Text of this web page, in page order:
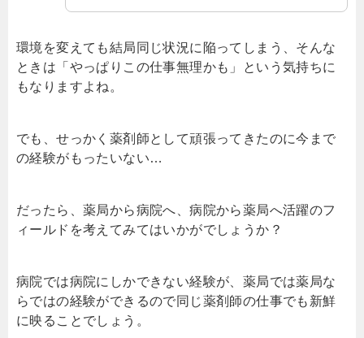
環境を変えても結局同じ状況に陥ってしまう、そんな
ときは「やっぱりこの仕事無理かも」という気持ちに
もなりますよね。
でも、せっかく薬剤師として頑張ってきたのに今まで
の経験がもったいない…
だったら、薬局から病院へ、病院から薬局へ活躍のフ
ィールドを考えてみてはいかがでしょうか？
病院では病院にしかできない経験が、薬局では薬局な
らではの経験ができるので同じ薬剤師の仕事でも新鮮
に映ることでしょう。